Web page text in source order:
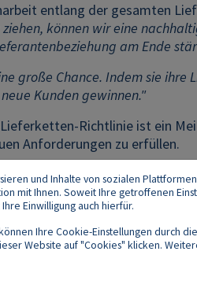
entlang der gesamten
können wir eine
am Ende
große Chance. Indem sie
Kunden gewinnen."
Richtlinie ist ein
Anforderungen zu erfüllen.
und Inhalte von sozialen
mit Ihnen. Soweit Ihre getroffenen
Einwilligung auch hierfür.
Ihre Cookie-Einstellungen durch
Website auf "Cookies" klicken.